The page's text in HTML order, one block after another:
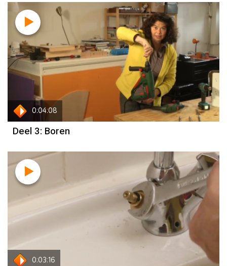
0:04:08
Deel 3: Boren
0:03:16